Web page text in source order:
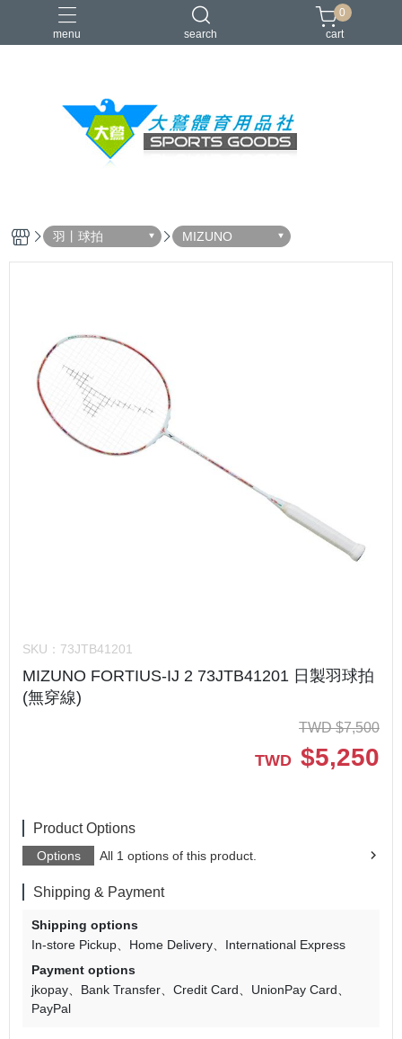
menu search
VICTOR YONEX 羽球拍 羽球鞋 零碼出清
0
cart
羽丨球拍 MIZUNO
SKU： 73JTB41201
MIZUNO FORTIUS-IJ 2 73JTB41201 日製羽球拍
(無穿線)
TWD $7,500
TWD $5,250
Product Options
Options All 1 options of this product.
Shipping & Payment
Shipping options
In-store Pickup
Home Delivery
International Express
Payment options
jkopay
Bank Transfer Credit Card
UnionPay Card
PayPal